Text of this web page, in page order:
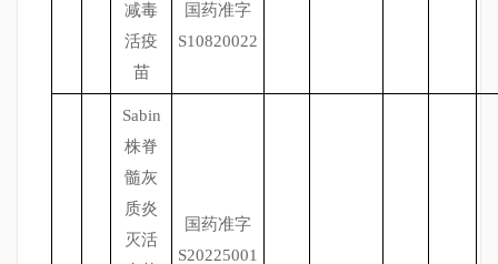
减毒
活疫
苗
国药准字
S10820022
Sabin
株脊
髓灰
质炎
灭活
国药准字
S20225001